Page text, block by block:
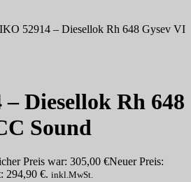
52914 – Diesellok Rh 648 Gysev VI
Diesellok Rh 648
Sound
Preis war: 305,00 €Neuer Preis:
294,90 €. inkl.MwSt.